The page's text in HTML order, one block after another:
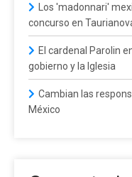
Los 'madonnari'
concurso en
El cardenal Parolin
gobierno y la Iglesia
Cambian las
México